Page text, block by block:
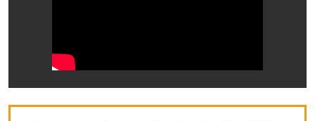
L'association des anciens sapeurs-pompiers volontaires
L'US Crequy Fressin